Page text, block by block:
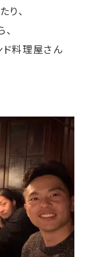
り、
ド料理屋さん